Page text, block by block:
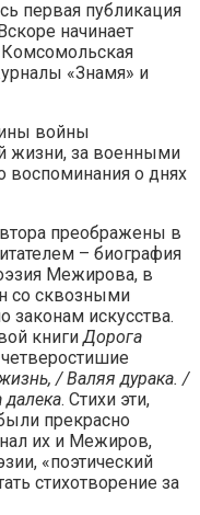
первая публикация
начинает
«Знамя» и
войны
жизни, за военными
воспоминания о днях
преображены в
– биография
Межирова, в
со сквозными
искусства.
книги Дорога
/ Валяя дурака. /
. Стихи эти,
прекрасно
их и Межиров,
«поэтический
стихотворение за